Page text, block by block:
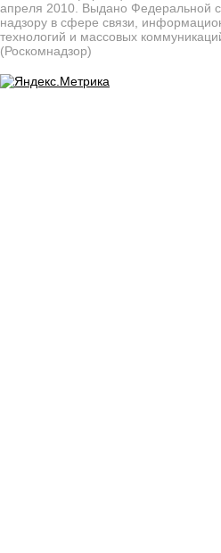
апреля 2010. Выдано Федеральной
надзору в сфере связи,
технологий и массовых
(Роскомнадзор)